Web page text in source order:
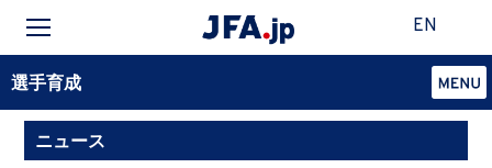
EN
選手育成
ニュース